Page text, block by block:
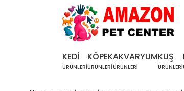
KEDİ
ÜRÜNLERİ
KÖPEK
ÜRÜNLERİ
AKVARYUM
ÜRÜNLERİ
KUŞ
ÜRÜNLERİ